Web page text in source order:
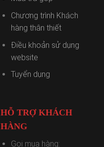
Chương trình Khách
hàng thân thiết
Điều khoản sử dụng
website
Tuyển dụng
HỖ TRỢ KHÁCH
HÀNG
Gọi mua hàng: